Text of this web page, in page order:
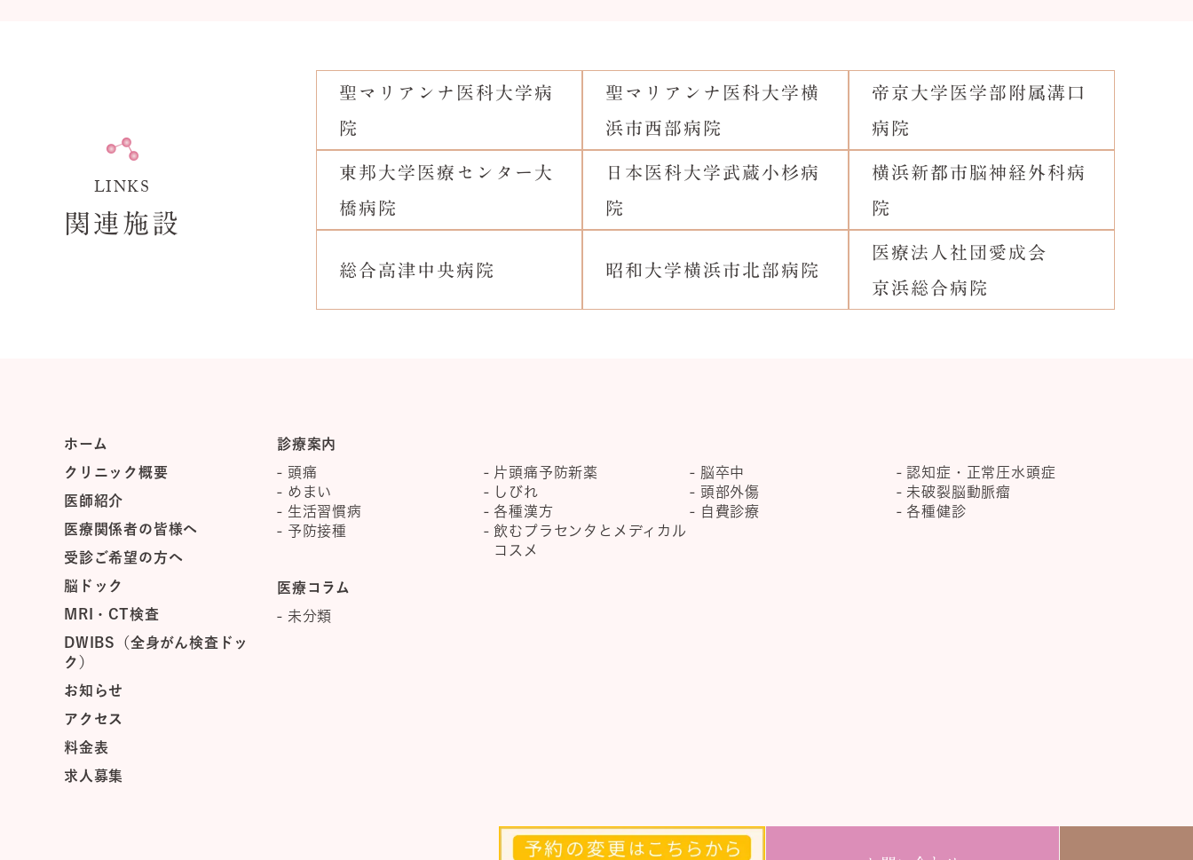
LINKS
関連施設
聖マリアンナ医科大学病
院
聖マリアンナ医科大学横
浜市西部病院
帝京大学医学部附属溝口
病院
東邦大学医療センター大
橋病院
日本医科大学武蔵小杉病
院
横浜新都市脳神経外科病
院
総合高津中央病院 昭和大学横浜市北部病院
医療法人社団愛成会
京浜総合病院
ホーム
クリニック概要
医師紹介
医療関係者の皆様へ
受診ご希望の方へ
脳ドック
MRI・CT検査
DWIBS（全身がん検査ドッ
ク）
お知らせ
アクセス
料金表
求人募集
診療案内
頭痛
片頭痛予防新薬 脳卒中
認知症・正常圧水頭症
めまい
しびれ 頭部外傷
未破裂脳動脈瘤
生活習慣病
各種漢方 自費診療
各種健診
予防接種
飲むプラセンタとメディカル
コスメ
医療コラム
未分類